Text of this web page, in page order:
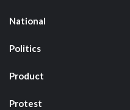
National
Politics
Product
Protest